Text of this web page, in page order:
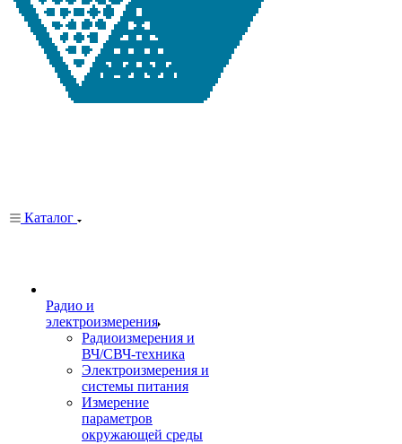
Каталог
Радио и
электроизмерения
Радиоизмерения и
ВЧ/СВЧ-техника
Электроизмерения и
системы питания
Измерение
параметров
окружающей среды